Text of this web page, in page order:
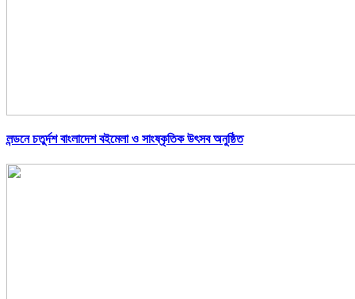
লন্ডনে চতুর্দশ বাংলাদেশ বইমেলা ও সাংষ্কৃতিক উৎসব অনুষ্ঠিত